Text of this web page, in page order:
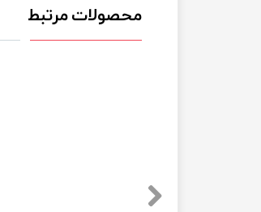
محصولات مرتبط